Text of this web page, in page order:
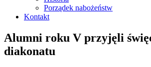
Porządek nabożeństw
Kontakt
Alumni roku V przyjęli
diakonatu